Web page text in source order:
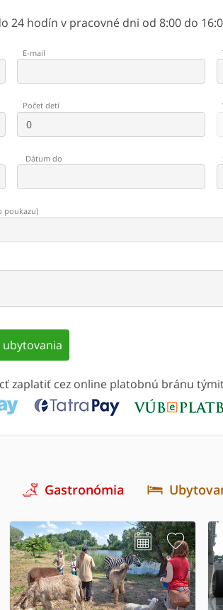
24 hodín v pracovné dni od 8:00 do
E-mail
Počet detí
Dátum do
poukazu)
ubytovania
zaplatiť cez online platobnú bránu
Gastronómia